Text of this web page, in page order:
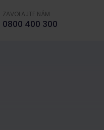
ZAVOLAJTE NÁM
0800 400 300